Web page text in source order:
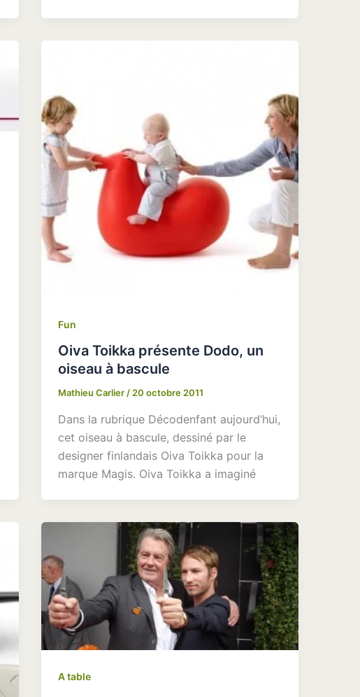
Fun
Oiva Toikka présente Dodo, un
oiseau à bascule
Mathieu Carlier/20 octobre 2011
Dans la rubrique Décodenfant aujourd’hui,
cet oiseau à bascule, dessiné par le
designer finlandais Oiva Toikka pour la
marque Magis. Oiva Toikka a imaginé
A table